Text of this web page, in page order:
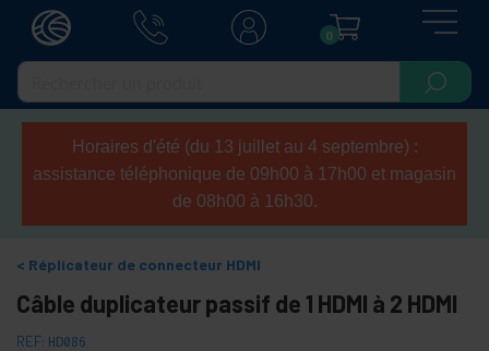
0
Horaires d'été (du 13 juillet au 4 septembre) :
assistance téléphonique de 09h00 à 17h00 et magasin
de 08h00 à 16h30.
Réplicateur de connecteur HDMI
Câble duplicateur passif de 1 HDMI à 2 HDMI
REF: HD086